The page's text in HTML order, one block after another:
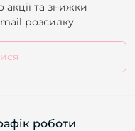
та знижки
розсилку
роботи